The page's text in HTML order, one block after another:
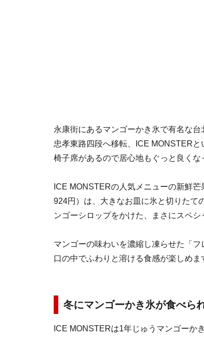
永康街にあるマンゴーかき氷で有名な
忠孝東路四段へ移転、ICE MONSTER
椅子席があるので居心地もぐっと良くな
ICE MONSTERの人気メニューの新鮮
924円）は、大きなお皿に氷と切りたて
ンゴーシロップをかけた、まさにスペシ
マンゴーの味わいを濃縮し凍らせた「
口の中でふわりと溶ける食感が楽しめま
冬にマンゴーかき氷が食べら
ICE MONSTERは1年じゅうマンゴーか